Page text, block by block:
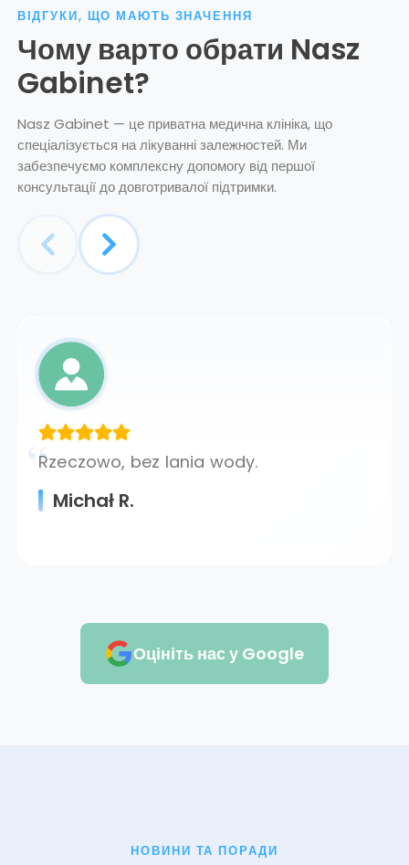
ВІДГУКИ, ЩО МАЮТЬ ЗНАЧЕННЯ
Чому варто обрати Nasz
Gabinet?
Nasz Gabinet — це приватна медична клініка, що
спеціалізується на лікуванні залежностей. Ми
забезпечуємо комплексну допомогу від першої
консультації до довготривалої підтримки.
Rzeczowo, bez lania wody.
Michał R.
Оцініть нас у Google
НОВИНИ ТА ПОРАДИ